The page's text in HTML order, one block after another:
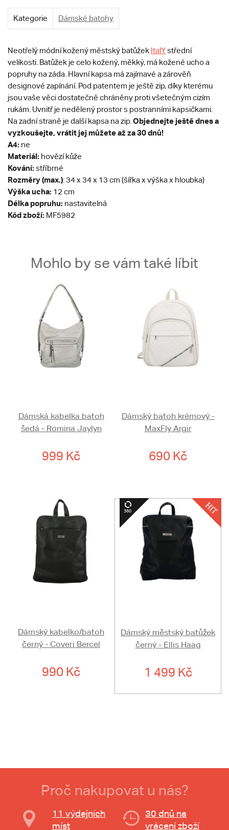
Kategorie Dámské batohy
Neotřelý módní kožený městský batůžek ItalYstřední
velikosti. Batůžek je celo kožený, měkký, má kožené ucho a
popruhy na záda. Hlavní kapsa má zajímavé a zárověň
designové zapínání. Pod patentem je ještě zip, díky kterému
jsou vaše věci dostatečně chráněny proti všetečným cizím
rukám. Uvnitř je nedělený prostor s postranními kapsičkami.
Na zadní straně je další kapsa na zip. Objednejte ještě dnes a
vyzkoušejte, vrátit jej můžete až za 30 dnů!
A4: ne
Materiál: hovězí kůže
Kování: stříbrné
Rozměry (max.): 34 x 34 x 13 cm (šířka x výška x hloubka)
Výška ucha: 12 cm
Délka popruhu: nastavitelná
Kód zboží: MF5982
Mohlo by se vám také líbit
Dámská kabelka batoh
šedá - Romina Jaylyn
999 Kč
Dámský batoh krémový -
MaxFly Argir
690 Kč
Dámský kabelko/batoh
černý - Coveri Bercel
990 Kč
Dámský městský batůžek
černý - Ellis Haag
1 499 Kč
Proč nakupovat u nás?
11 výdejních
míst
30 dnů na
vrácení zboží